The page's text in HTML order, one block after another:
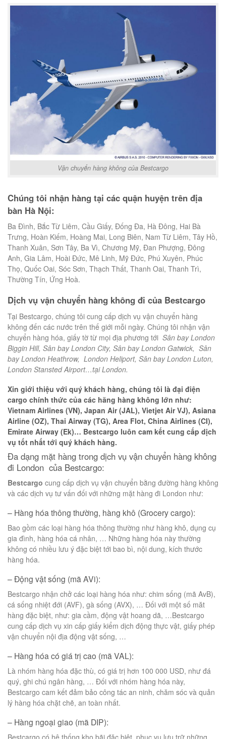
Vận chuyển hàng không của Bestcargo
Chúng tôi nhận hàng tại các quận huyện trên địa
bàn Hà Nội:
Ba Đình, Bắc Từ Liêm, Cầu Giấy, Đống Đa, Hà Đông, Hai Bà
Trưng, Hoàn Kiếm, Hoàng Mai, Long Biên, Nam Từ Liêm, Tây Hồ,
Thanh Xuân, Sơn Tây, Ba Vì, Chương Mỹ, Đan Phượng, Đông
Anh, Gia Lâm, Hoài Đức, Mê Linh, Mỹ Đức, Phú Xuyên, Phúc
Thọ, Quốc Oai, Sóc Sơn, Thạch Thất, Thanh Oai, Thanh Trì,
Thường Tín, Ứng Hoà.
Dịch vụ vận chuyển hàng không đi của Bestcargo
Tại Bestcargo, chúng tôi cung cấp dịch vụ vận chuyển hàng
không đến các nước trên thế giới mỗi ngày. Chúng tôi nhận vận
chuyển hàng hóa, giấy tờ từ mọi địa phương tới Sân bay London
Biggin Hill, Sân bay London City, Sân bay London Gatwick, Sân
bay London Heathrow, London Heliport, Sân bay London Luton,
London Stansted Airport…tại London.
Xin giới thiệu với quý khách hàng, chúng tôi là đại điện
cargo chính thức của các hãng hàng không lớn như:
Vietnam Airlines (VN), Japan Air (JAL), Vietjet Air VJ), Asiana
Airline (OZ), Thai Airway (TG), Area Flot, China Airlines (CI),
Emirate Airway (Ek)… Bestcargo luôn cam kết cung cấp dịch
vụ tốt nhất tới quý khách hàng.
Đa dạng mặt hàng trong dịch vụ vận chuyển hàng không
đi London của Bestcargo:
Bestcargo cung cấp dịch vụ vận chuyển bằng đường hàng không
và các dịch vụ tư vấn đối với những mặt hàng đi London như:
– Hàng hóa thông thường, hàng khô (Grocery cargo):
Bao gồm các loại hàng hóa thông thường như hàng khô, dụng cụ
gia đình, hàng hóa cá nhân, … Những hàng hóa này thường
không có nhiều lưu ý đặc biệt tới bao bì, nội dung, kích thước
hàng hóa.
– Động vật sống (mã AVi):
Bestcargo nhận chở các loại hàng hóa như: chim sống (mã AvB),
cá sống nhiệt đới (AVF), gà sống (AVX), … Đối với một số măt
hàng đặc biệt, như: gia cầm, động vật hoang dã, …Bestcargo
cung cấp dịch vụ xin cấp giấy kiểm dịch động thực vật, giấy phép
vận chuyển nội địa động vật sống, …
– Hàng hóa có giá trị cao (mã VAL):
Là nhóm hàng hóa đặc thù, có giá trị hơn 100 000 USD, như đá
quý, ghi chú ngân hàng, … Đối với nhóm hàng hóa này,
Bestcargo cam kết đảm bảo công tác an ninh, chăm sóc và quản
lý hàng hóa chặt chẽ, an toàn nhất.
– Hàng ngoại giao (mã DIP):